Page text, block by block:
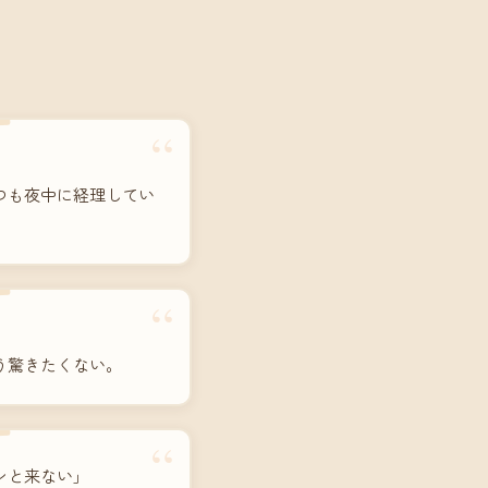
“
も夜中に経理してい
“
きたくない。
“
来ない」